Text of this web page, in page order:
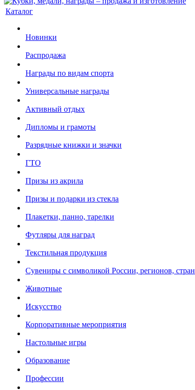
Каталог
Новинки
Распродажа
Награды по видам спорта
Универсальные награды
Активный отдых
Дипломы и грамоты
Разрядные книжки и значки
ГТО
Призы из акрила
Призы и подарки из стекла
Плакетки, панно, тарелки
Футляры для наград
Текстильная продукция
Сувениры с символикой России, регионов, стран
Животные
Искусство
Корпоративные мероприятия
Настольные игры
Образование
Профессии